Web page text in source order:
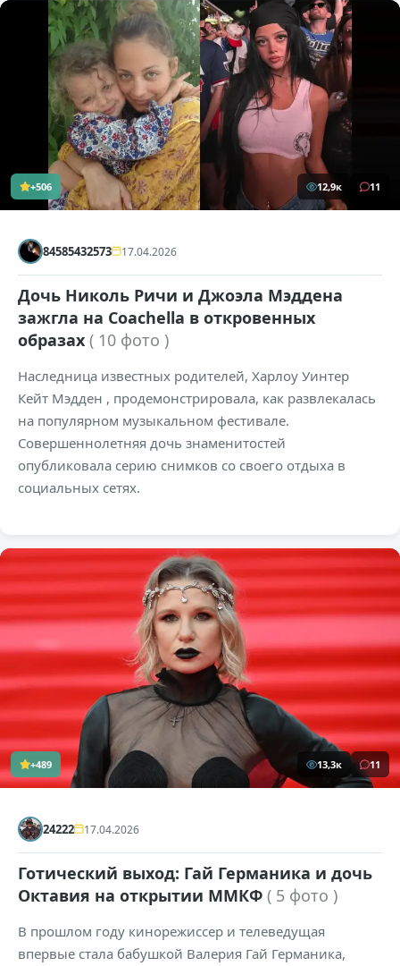
+506 12,9к 11
84585432573 17.04.2026
Дочь Николь Ричи и Джоэла Мэддена
зажгла на Coachella в откровенных
образах ( 10 фото )
Наследница известных родителей, Харлоу Уинтер
Кейт Мэдден , продемонстрировала, как развлекалась
на популярном музыкальном фестивале.
Совершеннолетняя дочь знаменитостей
опубликовала серию снимков со своего отдыха в
социальных сетях.
+489 13,3к 11
24222 17.04.2026
Готический выход: Гай Германика и дочь
Октавия на открытии ММКФ ( 5 фото )
В прошлом году кинорежиссер и телеведущая
впервые стала бабушкой Валерия Гай Германика,